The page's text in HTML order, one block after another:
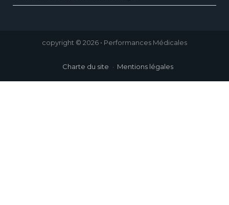
copyright © 2026 • Performances Médicales
Charte du site Mentions légales